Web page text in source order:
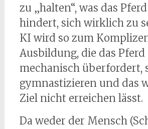
zu „halten“, was das
hindert, sich wirklich zu
KI wird so zum
Ausbildung, die das Pferd
mechanisch überfordert,
gymnastizieren und das
Ziel nicht erreichen lässt.
Da weder der Mensch